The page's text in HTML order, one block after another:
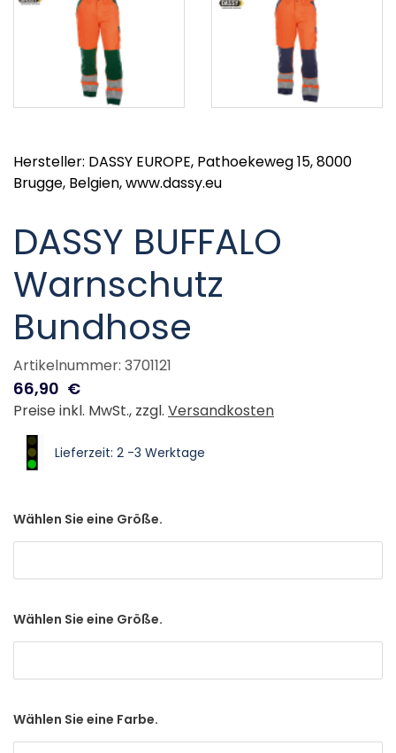
Hersteller: DASSY EUROPE, Pathoekeweg 15, 8000
Brugge, Belgien, www.dassy.eu
DASSY BUFFALO
Warnschutz
Bundhose
Artikelnummer: 3701121
66,90 €
Preise inkl. MwSt., zzgl. Versandkosten
Lieferzeit: 2 -3 Werktage
Wählen Sie eine Größe.
Wählen Sie eine Größe.
Wählen Sie eine Farbe.